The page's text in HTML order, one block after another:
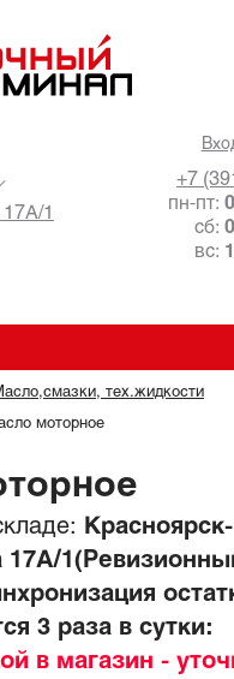
+7
пн-пт:
сб:
вс:
1
тех.жидкости
моторное
Красноярск-
17А/
3 раза в сутки:
в магазин -